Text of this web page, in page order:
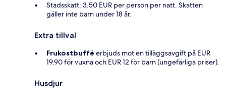
Stadsskatt: 3.50 EUR per person per natt. Skatten
gäller inte barn under 18 år.
Extra tillval
Frukostbuffé erbjuds mot en tilläggsavgift på EUR
19.90 för vuxna och EUR 12 för barn (ungefärliga priser).
Husdjur